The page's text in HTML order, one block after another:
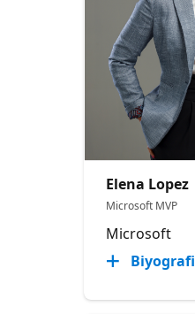
Elena Lopez
Microsoft MVP
Microsoft
Biyografi